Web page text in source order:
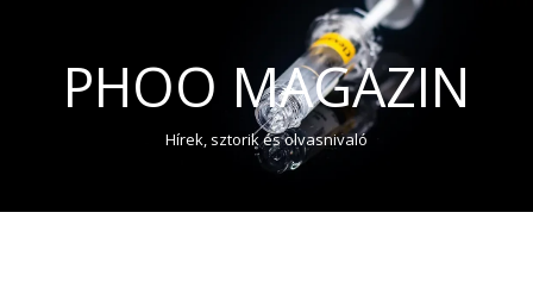
PHOO MAGAZIN
Hírek, sztorik és olvasnivaló